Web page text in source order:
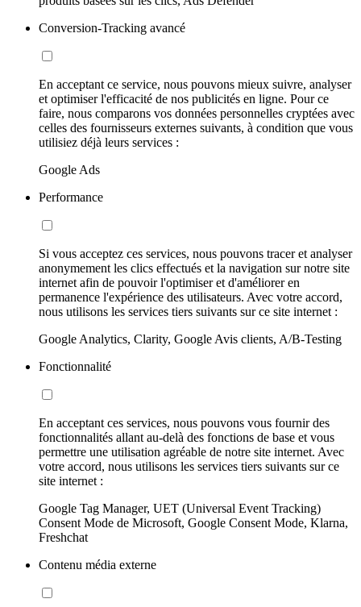
Conversion-Tracking avancé
En acceptant ce service, nous pouvons mieux suivre, analyser
et optimiser l'efficacité de nos publicités en ligne. Pour ce
faire, nous comparons vos données personnelles cryptées avec
celles des fournisseurs externes suivants, à condition que vous
utilisiez déjà leurs services :
Google Ads
Performance
Si vous acceptez ces services, nous pouvons tracer et analyser
anonymement les clics effectués et la navigation sur notre site
internet afin de pouvoir l'optimiser et d'améliorer en
permanence l'expérience des utilisateurs. Avec votre accord,
nous utilisons les services tiers suivants sur ce site internet :
Google Analytics, Clarity, Google Avis clients, A/B-Testing
Fonctionnalité
En acceptant ces services, nous pouvons vous fournir des
fonctionnalités allant au-delà des fonctions de base et vous
permettre une utilisation agréable de notre site internet. Avec
votre accord, nous utilisons les services tiers suivants sur ce
site internet :
Google Tag Manager, UET (Universal Event Tracking)
Consent Mode de Microsoft, Google Consent Mode, Klarna,
Freshchat
Contenu média externe